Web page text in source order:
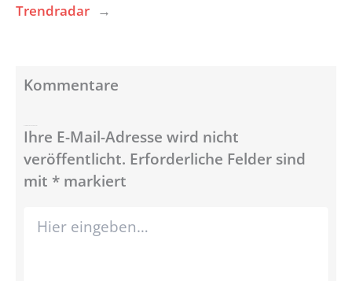
Trendradar →
Kommentare
Ihre E-Mail-Adresse wird nicht
veröffentlicht. Erforderliche Felder sind
mit * markiert
eingeben…